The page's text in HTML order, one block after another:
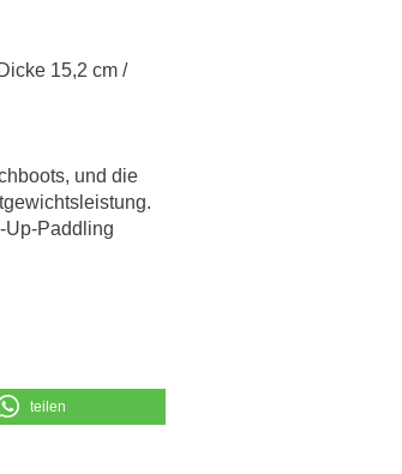
15,2 cm /
und die
Up-Paddling
teilen